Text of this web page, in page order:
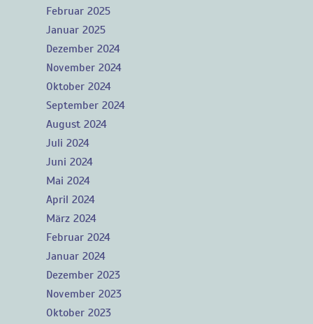
Februar 2025
Januar 2025
Dezember 2024
November 2024
Oktober 2024
September 2024
August 2024
Juli 2024
Juni 2024
Mai 2024
April 2024
März 2024
Februar 2024
Januar 2024
Dezember 2023
November 2023
Oktober 2023